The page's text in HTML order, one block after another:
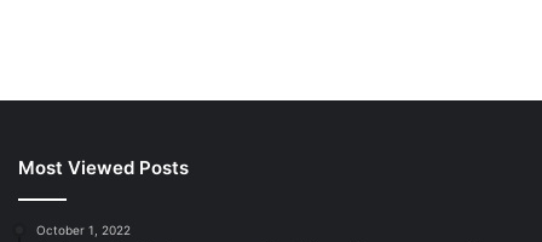
Most Viewed Posts
October 1, 2022